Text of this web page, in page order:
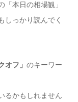
本日の相場観」
しっかり読んでく
オフ」 のキーワー
るかもしれません